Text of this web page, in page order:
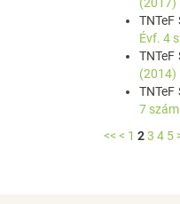
TNTeF
Évf. 4
TNTeF
(2014)
TNTeF
7
<< < 1 23 4 5